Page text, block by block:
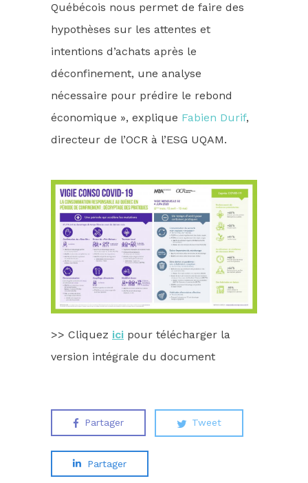
Québécois nous permet de faire des
hypothèses sur les attentes et
intentions d’achats après le
déconfinement, une analyse
nécessaire pour prédire le rebond
économique », explique Fabien Durif,
directeur de l’OCR à l’ESG UQAM.
>> Cliquez ici pour télécharger la
version intégrale du document
Partager Tweet
Partager